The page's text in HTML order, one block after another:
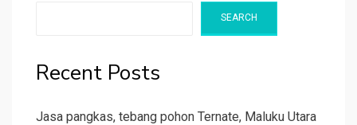
SEARCH
Recent Posts
Jasa pangkas, tebang pohon Ternate, Maluku Utara